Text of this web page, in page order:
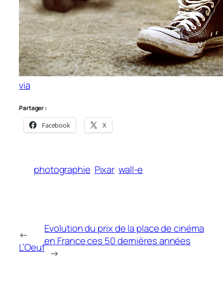
via
Partager :
Facebook X
photographie Pixar wall-e
←
L’Oeuf
Evolution du prix de la place de cinéma
en France ces 50 dernières années
→